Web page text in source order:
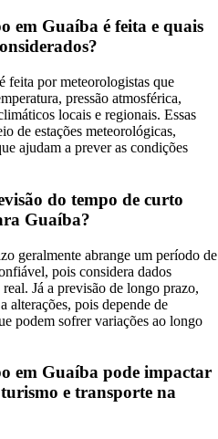
em Guaíba é feita e quais
feita por meteorologistas que
pressão atmosférica,
locais e regionais. Essas
de estações meteorológicas,
ajudam a prever as condições
do tempo de curto
Guaíba?
geralmente abrange um período de
pois considera dados
Já a previsão de longo prazo,
alterações, pois depende de
podem sofrer variações ao longo
em Guaíba pode impactar
e transporte na